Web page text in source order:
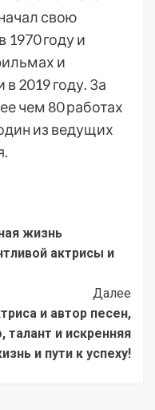
свою
1970 году и
и
2019 году. За
чем 80 работах
из ведущих
жизнь
актрисы и
Далее
и автор песен,
талант и искренняя
и пути к успеху!